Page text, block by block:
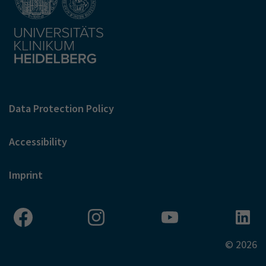
Data Protection Policy
Accessibility
Imprint
© 2026